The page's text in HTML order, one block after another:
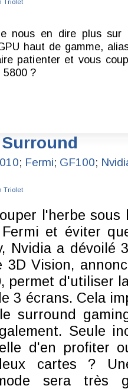
Triolet
nous en dire plus sur
haut de gamme,
patienter et vous
5800 ?
; Fermi; GF100;
Triolet
l'herbe sous
et éviter
Nvidia a dévoilé
3D Vision,
permet d'utiliser
3 écrans. Cela
surround
Seule
d'en profiter
cartes ?
sera très